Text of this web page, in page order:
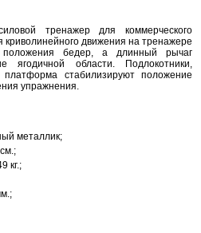
тренажер для коммерческого
движения на тренажере
положения бедер, а длинный рычаг
ягодичной области. Подлокотники,
стабилизируют положение
упражнения.
металлик;
кг.;